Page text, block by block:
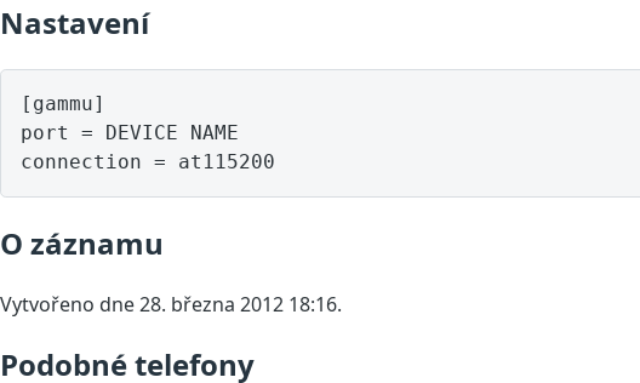
Nastavení
[gammu]
port = DEVICE NAME
O záznamu
Vytvořeno dne 28. března 2012 18:16.
Podobné telefony